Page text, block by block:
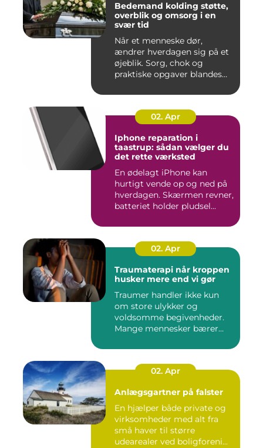
Bedemand kolding støtte,
overblik og omsorg i en
svær tid
Når et menneske dør,
ændrer hverdagen sig på et
øjeblik. Sorg, chok og
praktiske opgaver blandes
02. Apr
Iphone reparation i
taastrup: sådan vælger du
det rette værksted
En ødelagt iPhone kan
hurtigt vende op og ned på
hverdagen. Skærmen revner,
batteriet holder pludsel...
02. Apr
Traumaterapi når kroppen
husker mere end vi gør
Traumer handler ikke kun
om store ulykker og
voldsomme begivenheder.
Mange mennesker bærer
02. Apr
Anlægsgartner på falster
En hjælper både private og
virksomheder med alt fra
små haver til større
udearealer ved boligforeni...